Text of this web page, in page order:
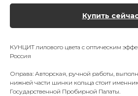
Купить
КУНЦИТ лилового цвета с оптическим
Россия
Оправа: Авторская, ручной работы,
нижней части шинки кольца стоит
Государственной Пробирной Палаты.